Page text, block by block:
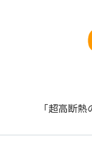
「超高断